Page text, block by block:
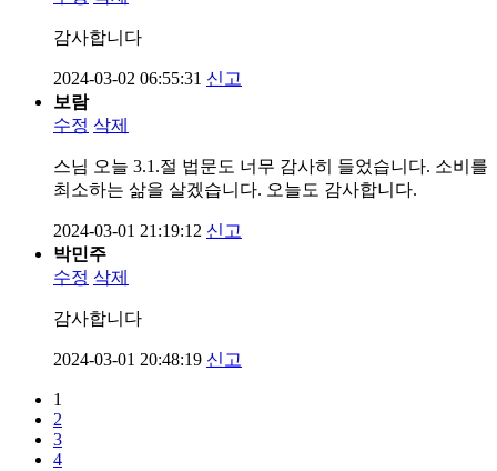
감사합니다
2024-03-02 06:55:31 신고
보람
수정 삭제
스님 오늘 3.1.절 법문도 너무 감사히 들었습니다. 소비를
최소하는 삶을 살겠습니다. 오늘도 감사합니다.
2024-03-01 21:19:12 신고
박민주
수정 삭제
감사합니다
2024-03-01 20:48:19 신고
1
2
3
4